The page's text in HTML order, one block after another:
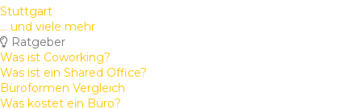
Stuttgart
... und viele mehr
Ratgeber
Was ist Coworking?
Was ist ein Shared Office?
Büroformen Vergleich
Was kostet ein Büro?